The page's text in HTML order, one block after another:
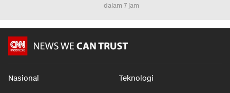
dalam 7 jam
Nasional Teknologi